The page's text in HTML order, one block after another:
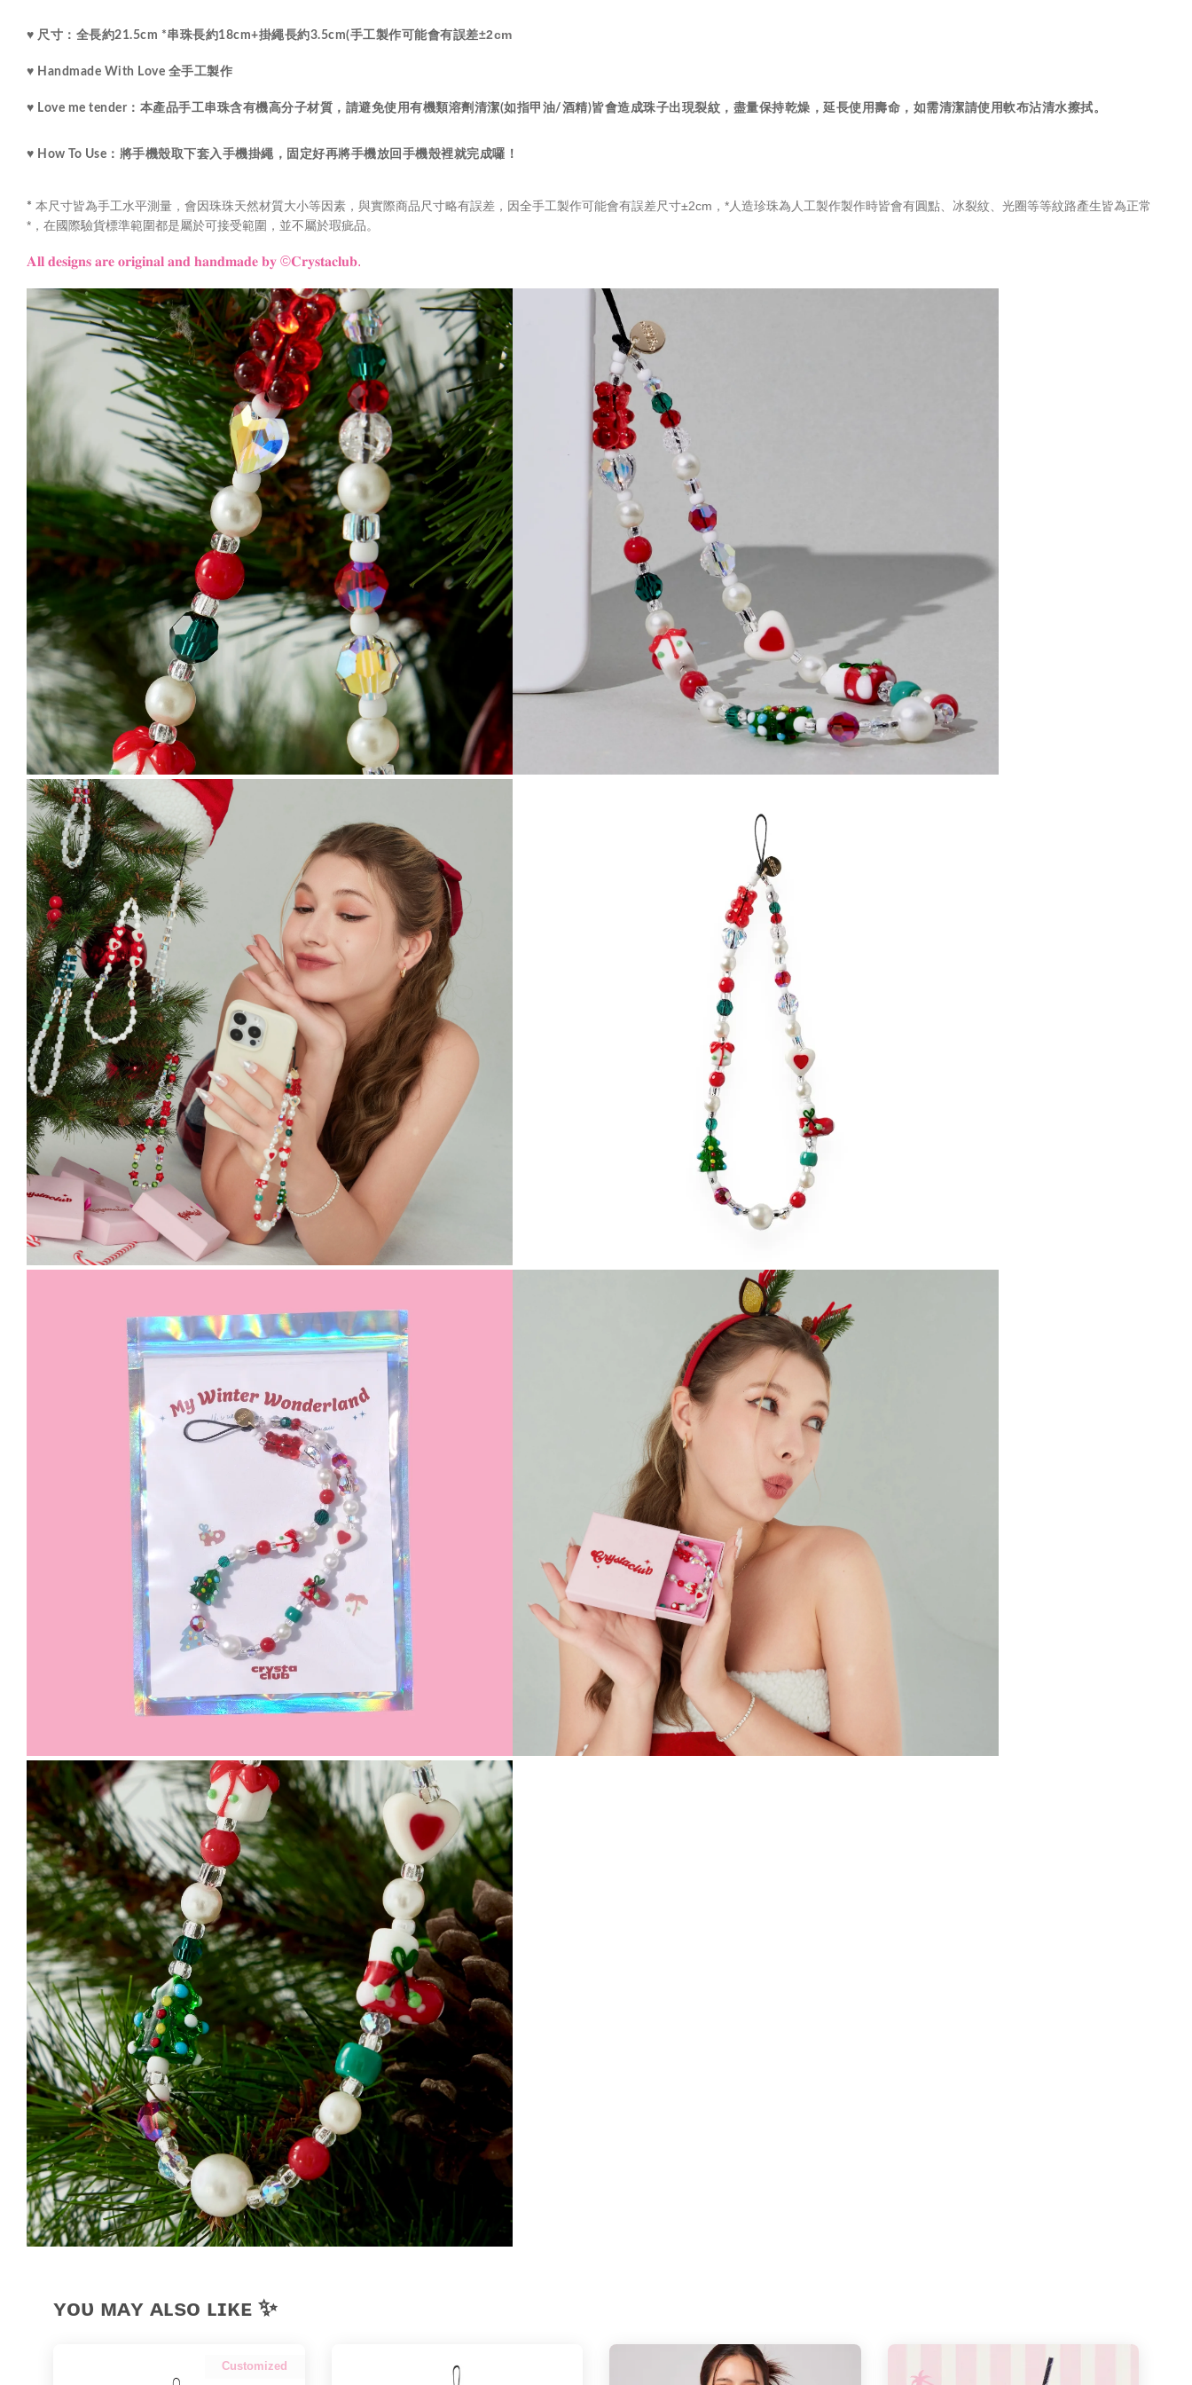
♥ 尺寸： 全長約21.5cm *串珠長約18cm+掛繩長約3.5cm(手工製作可能會有誤差±2cm
♥ Handmade With Love 全手工製作
♥ Love me tender： 本產品手工串珠含有機高分子材質，請避免使用有機類溶劑清潔(如指甲油/酒精)皆會造成珠子出現裂紋，盡量保持乾燥，延長使用壽命，如需清潔請使用軟布沾清水擦拭。
♥ How To Use：將手機殼取下套入手機掛繩，固定好再將手機放回手機殼裡就完成囉！
* 本尺寸皆為手工水平測量，會因珠珠天然材質大小等因素，與實際商品尺寸略有誤差，因全手工製作可能會有誤差尺寸±2cm， *人造珍珠為人工製作製作時皆會有圓點、冰裂紋、光圈等等紋路產生皆為正常
* ， 在國際驗貨標準範圍都是屬於可接受範圍，並不屬於瑕疵品。
𝐀𝐥𝐥 𝐝𝐞𝐬𝐢𝐠𝐧𝐬 𝐚𝐫𝐞 𝐨𝐫𝐢𝐠𝐢𝐧𝐚𝐥 𝐚𝐧𝐝 𝐡𝐚𝐧𝐝𝐦𝐚𝐝𝐞 𝐛𝐲 ©𝐂𝐫𝐲𝐬𝐭𝐚𝐜𝐥𝐮𝐛.
ʏᴏᴜ ᴍᴀʏ ᴀʟsᴏ ʟɪᴋᴇ ✨
Customized